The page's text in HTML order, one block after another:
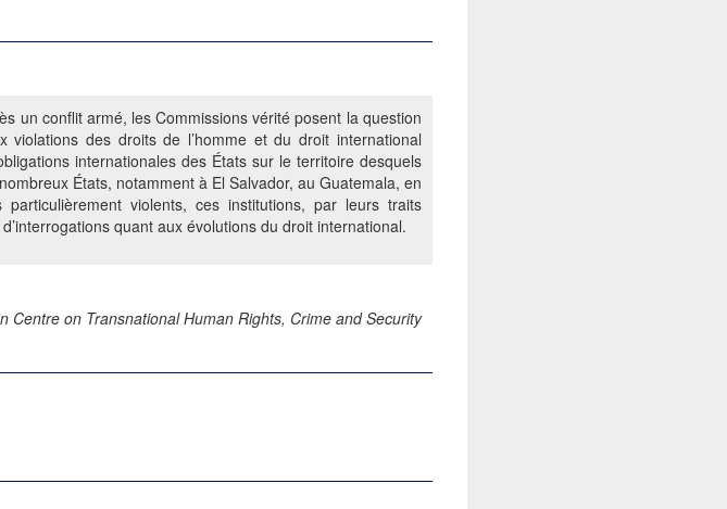
un conflit armé, les Commissions vérité posent la question
des droits de l’homme et du droit international
internationales des États sur le territoire desquels
États, notamment à El Salvador, au Guatemala, en
violents, ces institutions, par leurs traits
quant aux évolutions du droit international.
on Transnational Human Rights, Crime and Security